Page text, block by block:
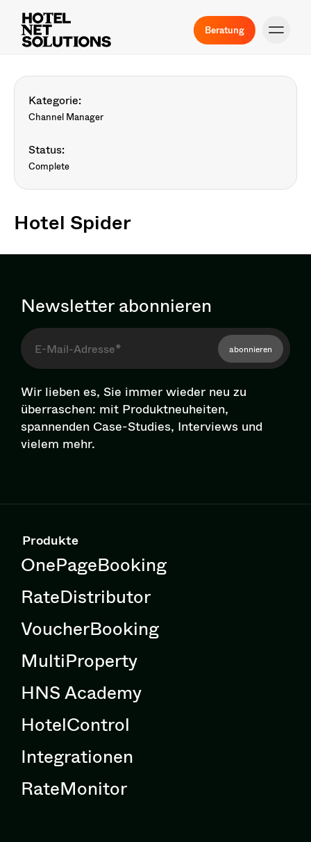
Beratung
Kategorie:
Channel Manager
Status:
Complete
Hotel Spider
Newsletter abonnieren
abonnieren
Wir lieben es, Sie immer wieder neu zu
überraschen: mit Pro­dukt­neu­hei­ten,
spannenden Case-Studies, Interviews und
vielem mehr.
Produkte
OnePageBooking
RateDistributor
VoucherBooking
MultiProperty
HNS Academy
HotelControl
Integrationen
RateMonitor